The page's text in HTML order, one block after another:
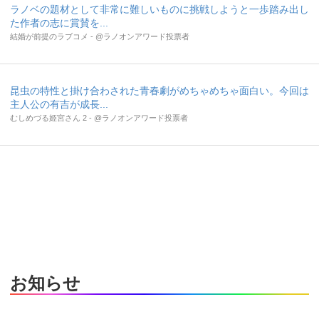
ラノベの題材として非常に難しいものに挑戦しようと一歩踏み出し
た作者の志に賞賛を...
結婚が前提のラブコメ - @ラノオンアワード投票者
昆虫の特性と掛け合わされた青春劇がめちゃめちゃ面白い。今回は
主人公の有吉が成長...
むしめづる姫宮さん 2 - @ラノオンアワード投票者
お知らせ